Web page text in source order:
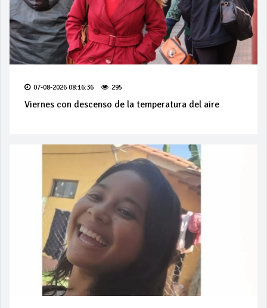
07-08-2026 08:16:36 295
Viernes con descenso de la temperatura del aire